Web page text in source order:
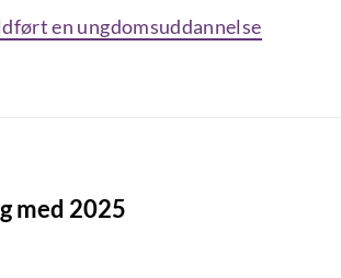
en ungdomsuddannelse
med 2025